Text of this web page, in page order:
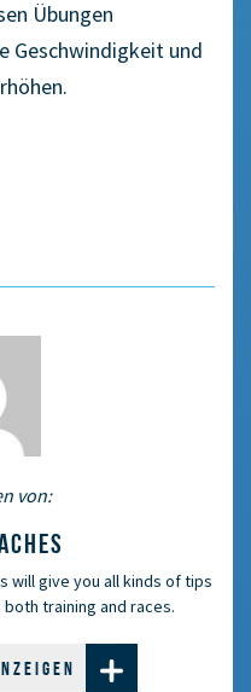
Übungen
Geschwindigkeit und
von:
will give you all kinds of tips
training and races.